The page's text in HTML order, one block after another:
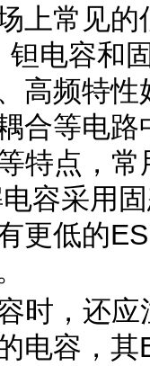
上常见
钽电容和
高频特
合等电
特点，
容采用
更低的
时，还
电容，